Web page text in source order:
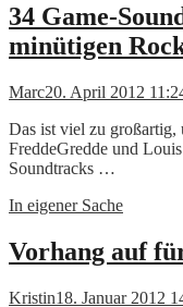
34 Game-
minütigen
Marc20. April 2012
Das ist viel zu großartig,
FreddeGredde und
Soundtracks …
In eigener Sache
Vorhang auf
Kristin18. Januar 2012